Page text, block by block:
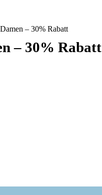
– 30% Rabatt
– 30% Rabatt